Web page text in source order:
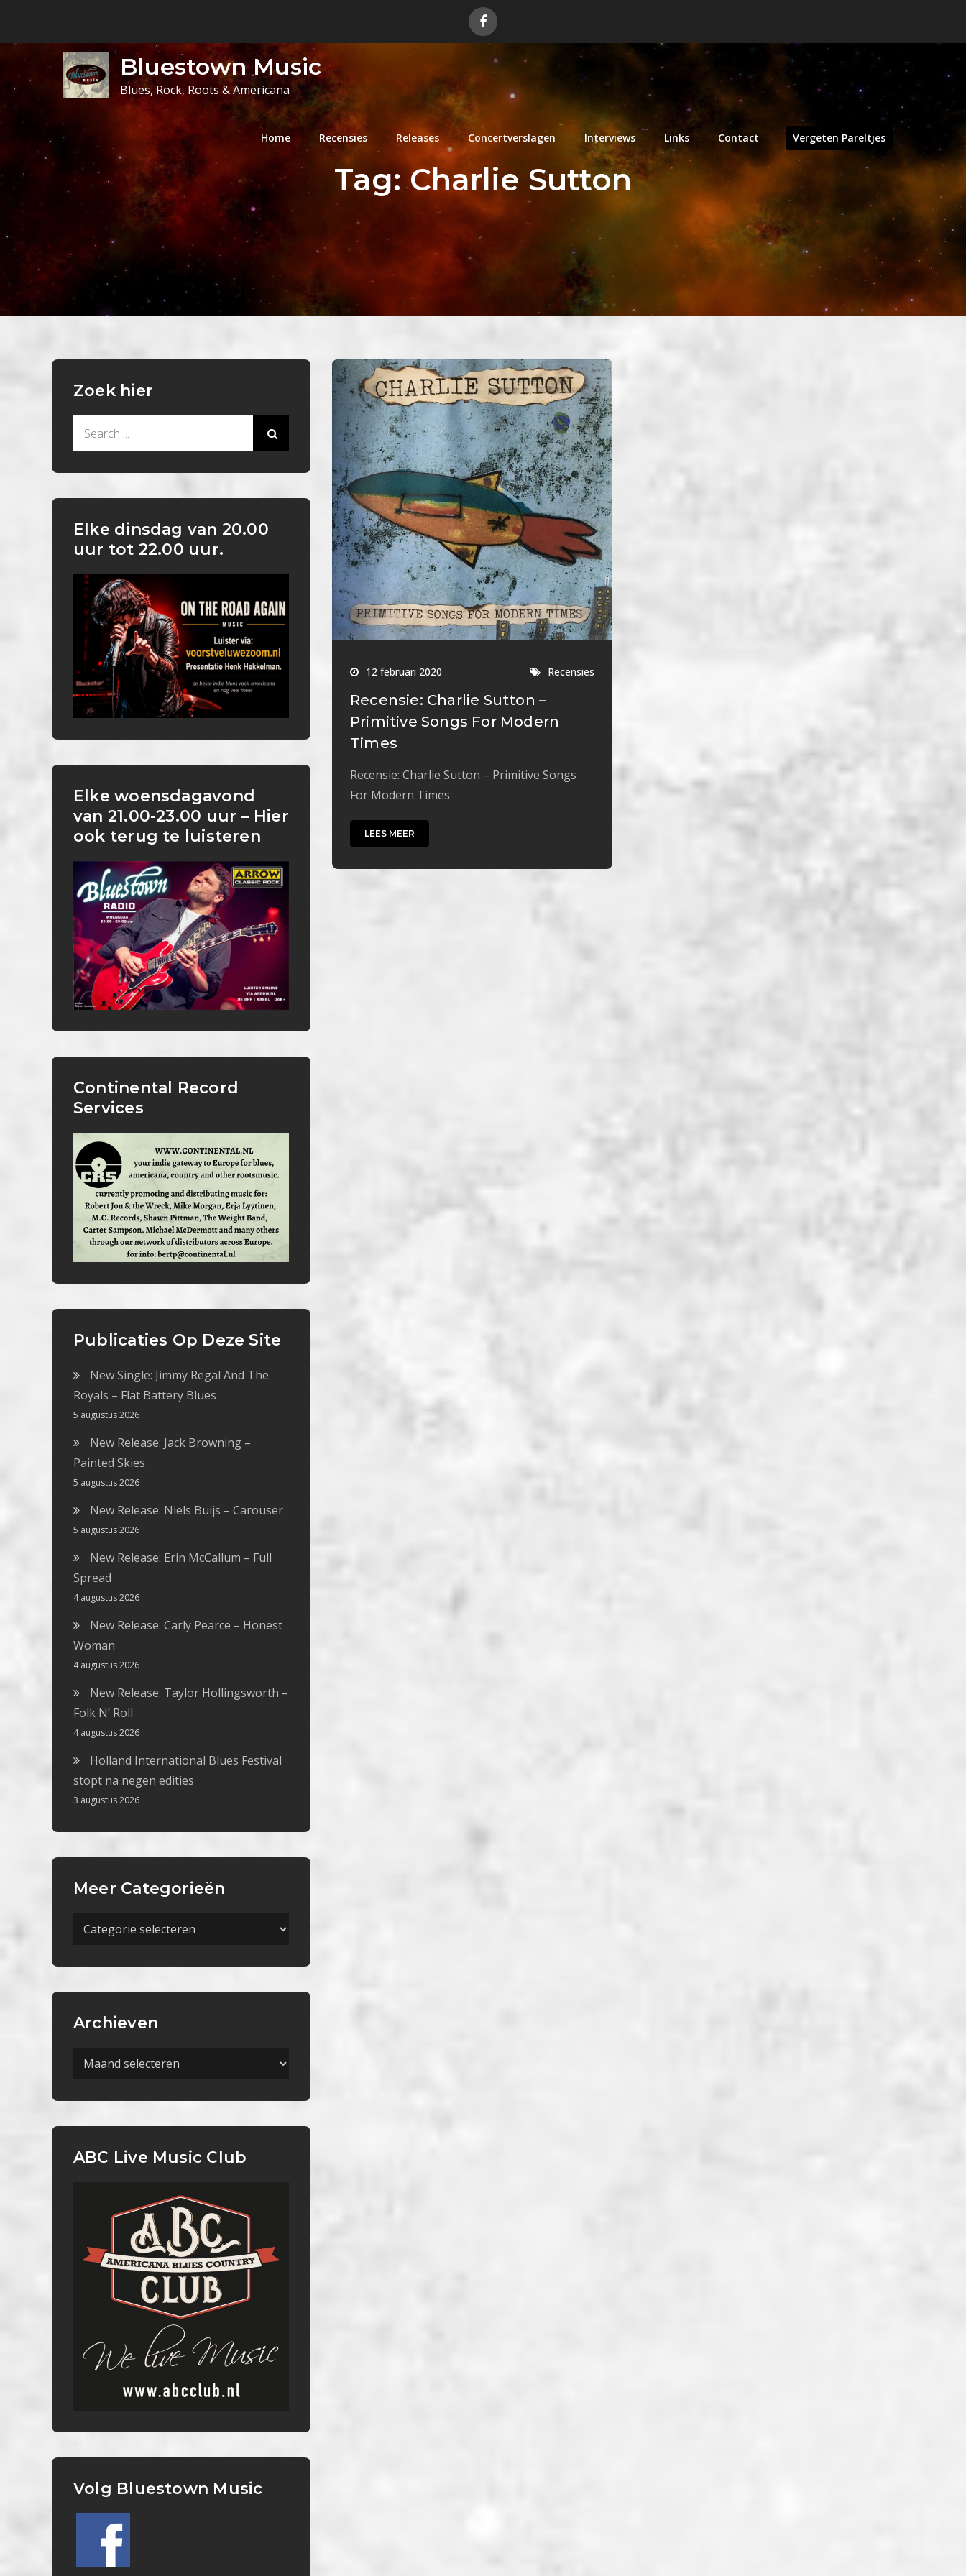
content
Bluestown Music
Blues, Rock, Roots & Americana
Home Recensies Releases Concertverslagen Interviews Links Contact Vergeten Pareltjes
Tag:Charlie Sutton
12 februari 2020 Recensies
Recensie: Charlie Sutton –
Primitive Songs For Modern
Times
Recensie: Charlie Sutton – Primitive Songs
For Modern Times
LEES MEER
Zoek hier
Elke dinsdag van 20.00
uur tot 22.00 uur.
Elke woensdagavond
van 21.00-23.00 uur – Hier
ook terug te luisteren
Continental Record
Services
Publicaties Op Deze Site
New Single: Jimmy Regal And The
Royals – Flat Battery Blues
5 augustus 2026
New Release: Jack Browning –
Painted Skies
5 augustus 2026
New Release: Niels Buijs – Carouser
5 augustus 2026
New Release: Erin McCallum – Full
Spread
4 augustus 2026
New Release: Carly Pearce – Honest
Woman
4 augustus 2026
New Release: Taylor Hollingsworth –
Folk N’ Roll
4 augustus 2026
Holland International Blues Festival
stopt na negen edities
3 augustus 2026
Meer Categorieën
Meer
Archieven
Archieven
ABC Live Music Club
Volg Bluestown Music